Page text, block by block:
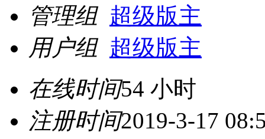
管理组 超级版主
用户组 超级版主
在线时间54 小时
注册时间2019-3-17